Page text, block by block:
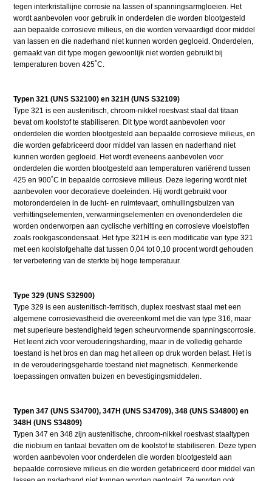
tegen interkristallijne corrosie na lassen of spanningsarmgloeien. Het
wordt aanbevolen voor gebruik in onderdelen die worden blootgesteld
aan bepaalde corrosieve milieus, en die worden vervaardigd door middel
van lassen en die naderhand niet kunnen worden gegloeid. Onderdelen,
gemaakt van dit type mogen gewoonlijk niet worden gebruikt bij
temperaturen boven 425˚C.
Typen 321 (UNS S32100) en 321H (UNS S32109)
Type 321 is een austenitisch, chroom-nikkel roestvast staal dat titaan
bevat om koolstof te stabiliseren. Dit type wordt aanbevolen voor
onderdelen die worden blootgesteld aan bepaalde corrosieve milieus, en
die worden gefabriceerd door middel van lassen en naderhand niet
kunnen worden gegloeid. Het wordt eveneens aanbevolen voor
onderdelen die worden blootgesteld aan temperaturen variërend tussen
425 en 900˚C in bepaalde corrosieve milieus. Deze legering wordt niet
aanbevolen voor decoratieve doeleinden. Hij wordt gebruikt voor
motoronderdelen in de lucht- en ruimtevaart, omhullingsbuizen van
verhittingselementen, verwarmingselementen en ovenonderdelen die
worden onderworpen aan cyclische verhitting en corrosieve vloeistoffen
zoals rookgascondensaat. Het type 321H is een modificatie van type 321
met een koolstofgehalte dat tussen 0,04 tot 0,10 procent wordt gehouden
ter verbetering van de sterkte bij hoge temperatuur.
Type 329 (UNS S32900)
Type 329 is een austenitisch-ferritisch, duplex roestvast staal met een
algemene corrosievastheid die overeenkomt met die van type 316, maar
met superieure bestendigheid tegen scheurvormende spanningscorrosie.
Het leent zich voor verouderingsharding, maar in de volledig geharde
toestand is het bros en dan mag het alleen op druk worden belast. Het is
in de verouderingsgeharde toestand niet magnetisch. Kenmerkende
toepassingen omvatten buizen en bevestigingsmiddelen.
Typen 347 (UNS S34700), 347H (UNS S34709), 348 (UNS S34800) en
348H (UNS S34809)
Typen 347 en 348 zijn austenitische, chroom-nikkel roestvast staaltypen
die niobium en tantaal bevatten om de koolstof te stabiliseren. Deze typen
worden aanbevolen voor onderdelen die worden blootgesteld aan
bepaalde corrosieve milieus en die worden gefabriceerd door middel van